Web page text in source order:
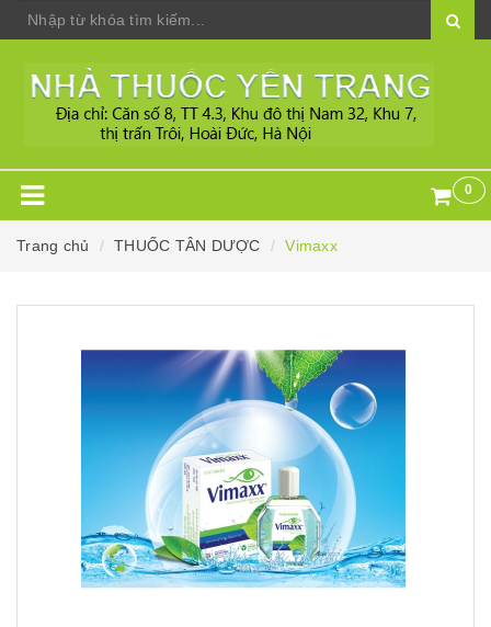
0
Trang chủ THUỐC TÂN DƯỢC Vimaxx